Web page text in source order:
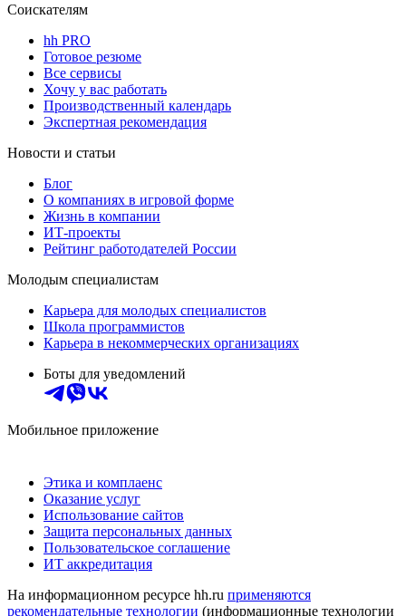
Соискателям
hh PRO
Готовое резюме
Все сервисы
Хочу у вас работать
Производственный календарь
Экспертная рекомендация
Новости и статьи
Блог
О компаниях в игровой форме
Жизнь в компании
ИТ-проекты
Рейтинг работодателей России
Молодым специалистам
Карьера для молодых специалистов
Школа программистов
Карьера в некоммерческих организациях
Боты для уведомлений
Мобильное приложение
Этика и комплаенс
Оказание услуг
Использование сайтов
Защита персональных данных
Пользовательское соглашение
ИТ аккредитация
На информационном ресурсе hh.ru применяются
рекомендательные технологии (информационные технологии